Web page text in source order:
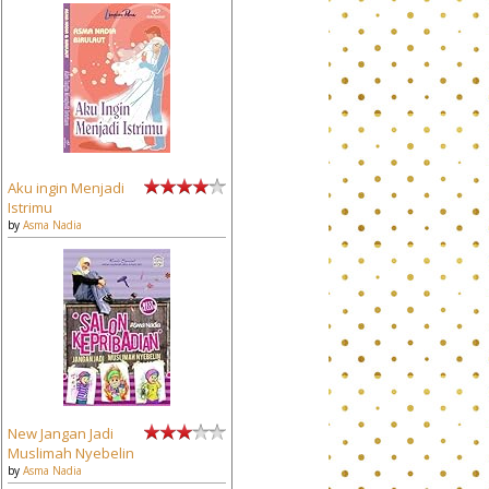
Aku ingin Menjadi
Istrimu
by Asma Nadia
New Jangan Jadi
Muslimah Nyebelin
by Asma Nadia